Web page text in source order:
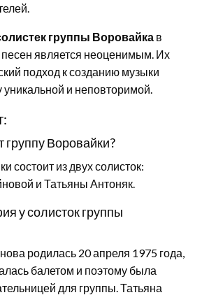
группы Воровайка в
песен является неоценимым. Их
подход к созданию музыки
уникальной и неповторимой.
группу Воровайки?
состоит из двух солисток:
и Татьяны Антоняк.
у солисток группы
родилась 20 апреля 1975 года,
балетом и поэтому была
для группы. Татьяна